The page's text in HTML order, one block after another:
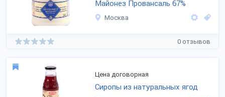
Майонез Провансаль 67%
Москва
0 отзывов
Цена договорная
Сиропы из натуральных ягод